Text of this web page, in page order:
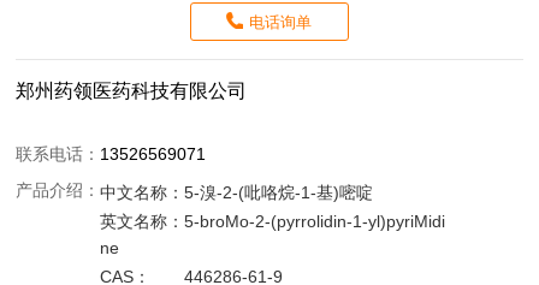
电话询单
郑州药领医药科技有限公司
联系电话： 13526569071
产品介绍：中文名称：5-溴-2-(吡咯烷-1-基)嘧啶
英文名称：5-broMo-2-(pyrrolidin-1-yl)pyriMidi
ne
CAS：
446286-61-9